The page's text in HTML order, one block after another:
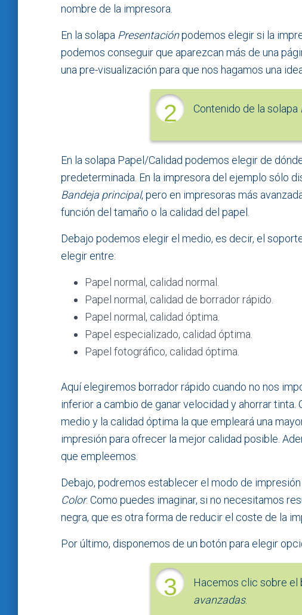
nombre de la impresora.
En la solapa Presentaciónpodemos elegir si la
podemos conseguir que aparezcan más de una
una pre-visualización para que nos hagamos una
2 Contenido de la solapa
En la solapa Papel/Calidad podemos elegir de
predeterminada. En la impresora del ejemplo sólo
Bandeja principal, pero en impresoras más
función del tamaño o la calidad del papel.
Debajo podemos elegir el medio, es decir, el
elegir entre:
Papel normal, calidad normal.
Papel normal, calidad de borrador rápido.
Papel normal, calidad óptima.
Papel especializado, calidad óptima.
Papel fotográfico, calidad óptima.
Aquí elegiremos borrador rápido cuando no nos
inferior a cambio de ganar velocidad y ahorrar
medio y la calidad óptima la que empleará una
impresión para ofrecer la mejor calidad posible.
que empleemos.
Debajo, podremos establecer el modo de
Color. Como puedes imaginar, si no necesitamos
negra, que es otra forma de reducir el coste de la
Por último, disponemos de un botón para elegir
3 Hacemos clic sobre el
avanzadas.